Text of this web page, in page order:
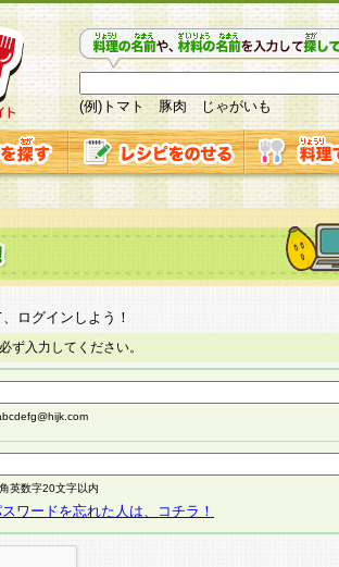
(例)トマト 豚肉 じゃがいも
ログインしよう！
ず入力してください。
英数字20文字以内
ワードを忘れた人は、コチラ！